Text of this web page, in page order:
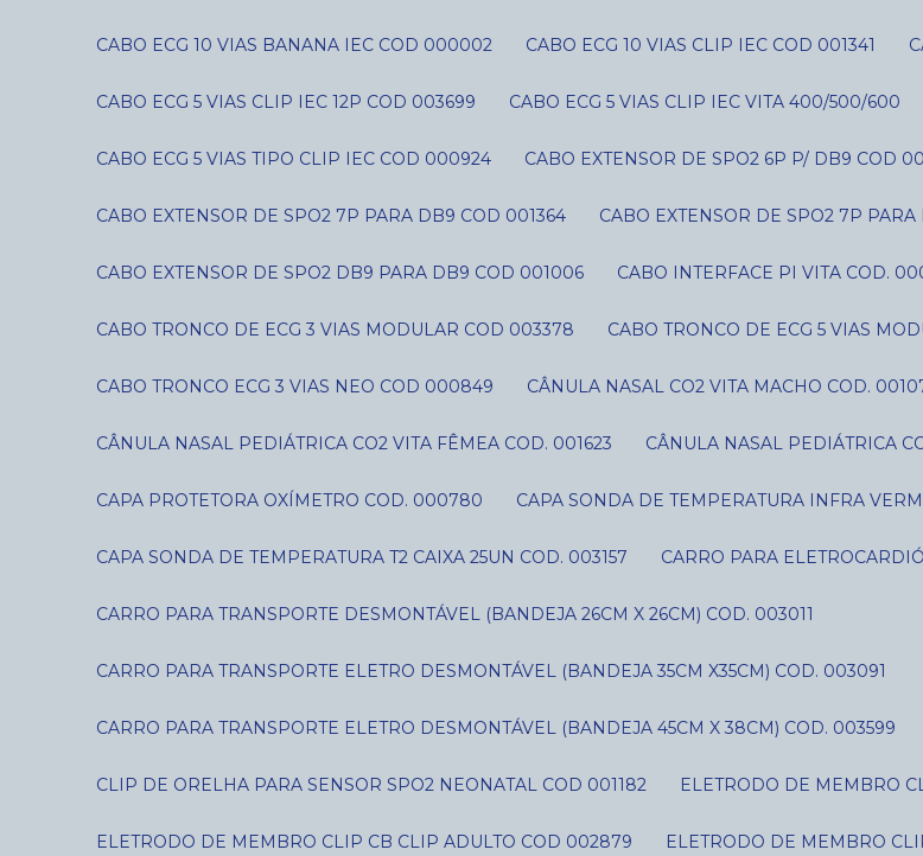
CABO ECG 10 VIAS BANANA IEC COD 000002 CABO ECG 10 VIAS CLIP IEC COD 001341
CABO ECG 5 VIAS CLIP IEC 12P COD 003699 CABO ECG 5 VIAS CLIP IEC VITA 400/500/600
CABO ECG 5 VIAS TIPO CLIP IEC COD 000924 CABO EXTENSOR DE SPO2 6P P/ DB9 COD
CABO EXTENSOR DE SPO2 7P PARA DB9 COD 001364 CABO EXTENSOR DE SPO2 7P
CABO EXTENSOR DE SPO2 DB9 PARA DB9 COD 001006 CABO INTERFACE PI VITA COD.
CABO TRONCO DE ECG 3 VIAS MODULAR COD 003378 CABO TRONCO DE ECG 5 VIAS
CABO TRONCO ECG 3 VIAS NEO COD 000849 CÂNULA NASAL CO2 VITA MACHO COD.
CÂNULA NASAL PEDIÁTRICA CO2 VITA FÊMEA COD. 001623 CÂNULA NASAL PEDIÁTRICA
CAPA PROTETORA OXÍMETRO COD. 000780 CAPA SONDA DE TEMPERATURA INFRA
CAPA SONDA DE TEMPERATURA T2 CAIXA 25UN COD. 003157 CARRO PARA
CARRO PARA TRANSPORTE DESMONTÁVEL (BANDEJA 26CM X 26CM) COD. 003011
CARRO PARA TRANSPORTE ELETRO DESMONTÁVEL (BANDEJA 35CM X35CM) COD. 003091
CARRO PARA TRANSPORTE ELETRO DESMONTÁVEL (BANDEJA 45CM X 38CM) COD. 003599
CLIP DE ORELHA PARA SENSOR SPO2 NEONATAL COD 001182 ELETRODO DE MEMBRO
ELETRODO DE MEMBRO CLIP CB CLIP ADULTO COD 002879 ELETRODO DE MEMBRO